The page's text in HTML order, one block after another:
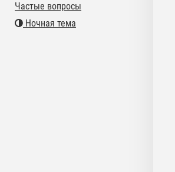
Частые вопросы
Ночная тема